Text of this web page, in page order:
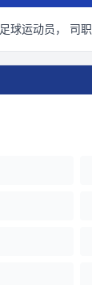
足球运动员， 司职